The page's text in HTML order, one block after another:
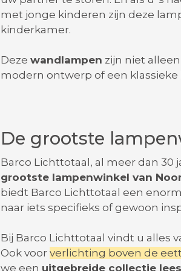
met jonge kinderen zijn deze
kinderkamer.
Deze wandlampen zijn niet
modern ontwerp of een klassieke
De grootste
Barco Lichttotaal, al meer dan
grootste lampenwinkel van
biedt Barco Lichttotaal een
naar iets specifieks of gewoon
Bij Barco Lichttotaal vindt u alles
Ook voor verlichting boven de
we een uitgebreide collectie